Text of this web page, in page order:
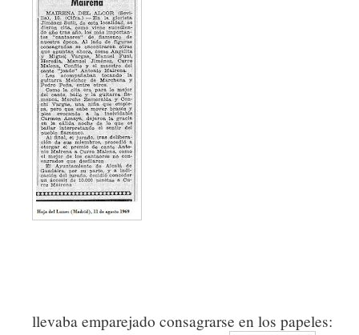
llevaba emparejado consagrarse en los papeles: